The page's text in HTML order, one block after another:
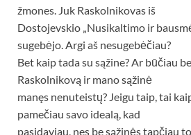
žmones. Juk Raskolnikovas iš
Dostojevskio „Nusikaltimo ir
sugebėjo. Argi aš nesugebėčiau?
Bet kaip tada su sąžine? Ar būčiau
Raskolnikovą ir mano sąžinė
manęs nenuteistų? Jeigu taip, tai
pamečiau savo idealą, kad
pasidaviau, nes be sąžinės tapčiau